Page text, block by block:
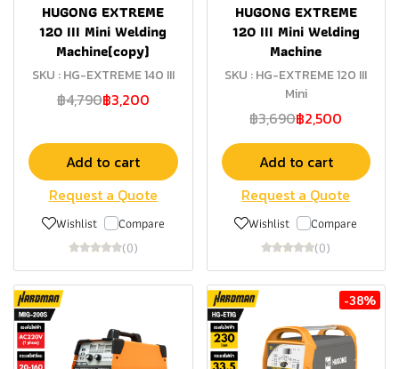
HUGONG EXTREME
120 III Mini Welding
Machine(copy)
SKU : HG-EXTREME 140 III
฿4,790฿3,200
Add to cart
Request a Quote
Wishlist Compare
(0)
HUGONG EXTREME
120 III Mini Welding
Machine
SKU : HG-EXTREME 120 III
Mini
฿3,690฿2,500
Add to cart
Request a Quote
Wishlist Compare
(0)
-38%